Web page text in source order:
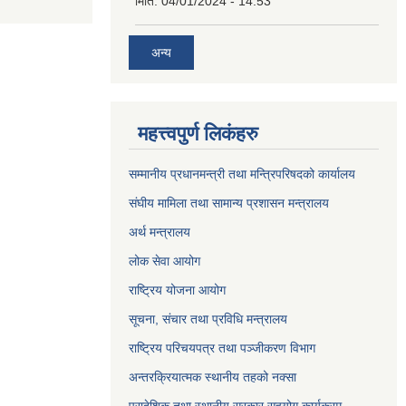
अन्य
महत्त्वपुर्ण लिकंहरु
सम्मानीय प्रधानमन्त्री तथा मन्त्रिपरिषदको कार्यालय
संघीय मामिला तथा सामान्य प्रशासन मन्त्रालय
अर्थ मन्त्रालय
लोक सेवा आयोग
राष्ट्रिय योजना आयोग
सूचना, संचार तथा प्रविधि मन्त्रालय
राष्ट्रिय परिचयपत्र तथा पञ्जीकरण विभाग
अन्तरक्रियात्मक स्थानीय तहको नक्सा